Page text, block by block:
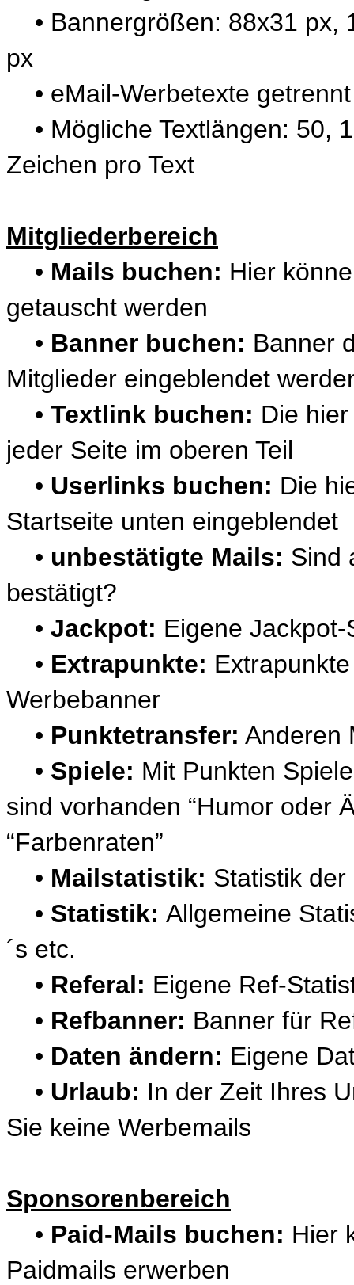
• Bannergrößen: 88x31 px,
px
• eMail-Werbetexte
• Mögliche Textlängen: 50,
Zeichen pro Text
Mitgliederbereich
• Mails buchen: Hier
getauscht werden
• Banner buchen: Banner
Mitglieder eingeblendet
• Textlink buchen: Die
jeder Seite im oberen Teil
• Userlinks buchen: Die
Startseite unten eingeblendet
• unbestätigte Mails: Sind
bestätigt?
• Jackpot: Eigene Jackpot-
• Extrapunkte:
Werbebanner
• Punktetransfer: Anderen
• Spiele: Mit Punkten
sind vorhanden “Humor oder
“Farbenraten”
• Mailstatistik: Statistik
• Statistik: Allgemeine
´s etc.
• Referal: Eigene Ref-
• Refbanner: Banner für
• Daten ändern: Eigene
• Urlaub: In der Zeit Ihres
Sie keine Werbemails
Sponsorenbereich
• Paid-Mails buchen: Hier
Paidmails erwerben